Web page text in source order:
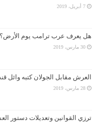
7 أبريل، 2019
هل يعرف عرب ترامب يوم الأرض؟
30 مارس، 2019
العرش مقابل الجولان كتبه وائل
28 مارس، 2019
ترزي القوانين وتعديلات دستور